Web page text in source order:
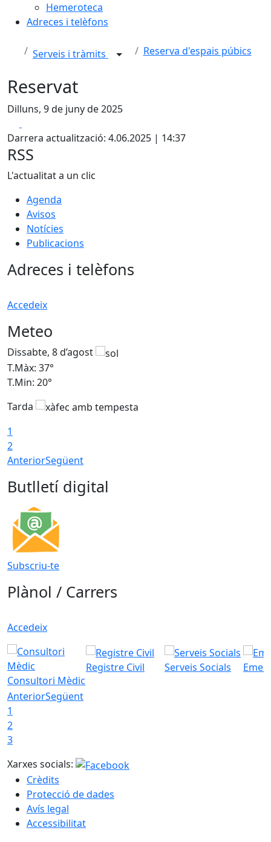
Hemeroteca
Adreces i telèfons
Serveis i tràmits Reserva d'espais púbics
Reservat
Dilluns, 9 de juny de 2025
Darrera actualització: 4.06.2025 | 14:37
RSS
L'actualitat a un clic
Agenda
Avisos
Notícies
Publicacions
Adreces i telèfons
Accedeix
Meteo
Dissabte, 8 d’agost
T.Màx: 37°
T.Min: 20°
Tarda
1
2
AnteriorSegüent
Butlletí digital
Subscriu-te
Plànol / Carrers
Accedeix
Consultori Mèdic
Registre Civil Serveis Socials
AnteriorSegüent
1
2
3
Xarxes socials:
Crèdits
Protecció de dades
Avís legal
Accessibilitat